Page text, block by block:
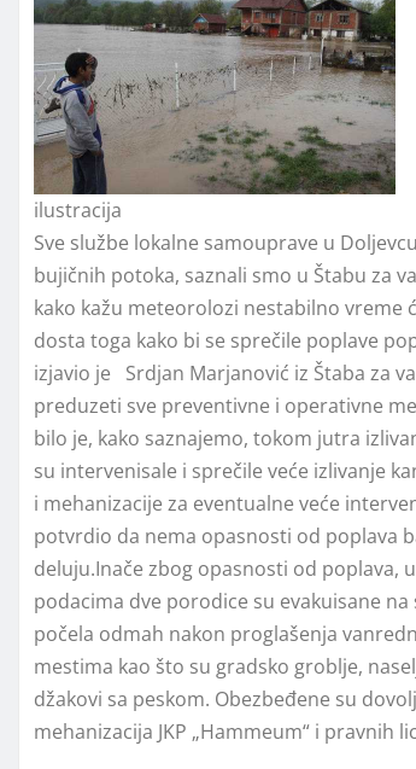
ilustracija
Sve službe lokalne samouprave u
bujičnih potoka, saznali smo u Štabu za
kako kažu meteorolozi nestabilno vreme
dosta toga kako bi se sprečile poplave
izjavio je Srdjan Marjanović iz Štaba za
preduzeti sve preventivne i operativne
bilo je, kako saznajemo, tokom jutra
su intervenisale i sprečile veće izlivanje
i mehanizacije za eventualne veće
potvrdio da nema opasnosti od poplava
deluju.Inače zbog opasnosti od poplava,
podacima dve porodice su evakuisane
počela odmah nakon proglašenja
mestima kao što su gradsko groblje,
džakovi sa peskom. Obezbeđene su
mehanizacija JKP „Hammeum“ i